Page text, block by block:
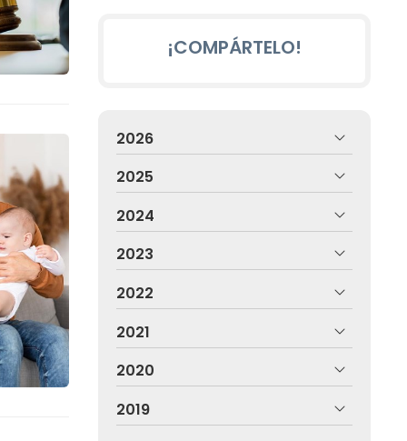
¡COMPÁRTELO!
2026
2025
2024
2023
2022
2021
2020
2019